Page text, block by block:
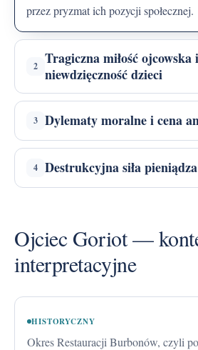
przez pryzmat ich pozycji społecznej.
2 Tragiczna miłość ojcowska i
niewdzięczność dzieci
3 Dylematy moralne i cena
4 Destrukcyjna siła
Ojciec Goriot —
interpretacyjne
HISTORYCZNY
Okres Restauracji Burbonów, czyli powrót monarchii po